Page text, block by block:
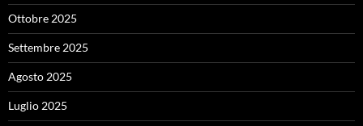
Ottobre 2025
Settembre 2025
Agosto 2025
Luglio 2025